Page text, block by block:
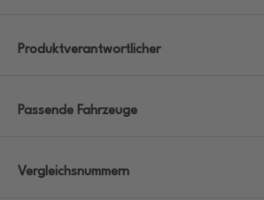
Produktverantwortlicher
Passende Fahrzeuge
Vergleichsnummern